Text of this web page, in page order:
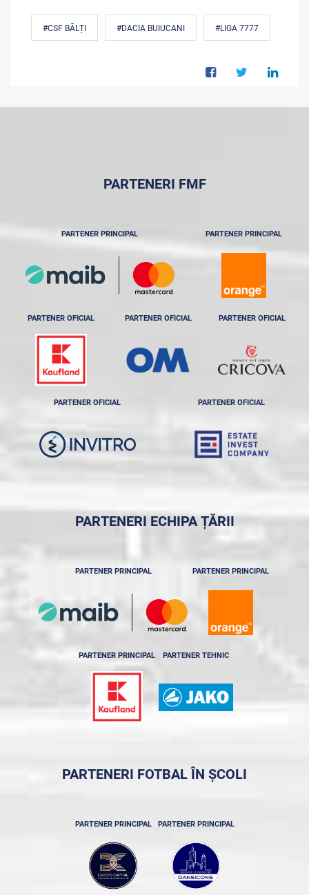
#CSF BĂLȚI #DACIA BUIUCANI #LIGA 7777
PARTENERI FMF
PARTENER PRINCIPAL PARTENER PRINCIPAL
PARTENER OFICIAL PARTENER OFICIAL PARTENER OFICIAL
PARTENER OFICIAL PARTENER OFICIAL
PARTENERI ECHIPA ȚĂRII
PARTENER PRINCIPAL PARTENER PRINCIPAL
PARTENER PRINCIPAL PARTENER TEHNIC
PARTENERI FOTBAL ÎN ȘCOLI
PARTENER PRINCIPAL PARTENER PRINCIPAL